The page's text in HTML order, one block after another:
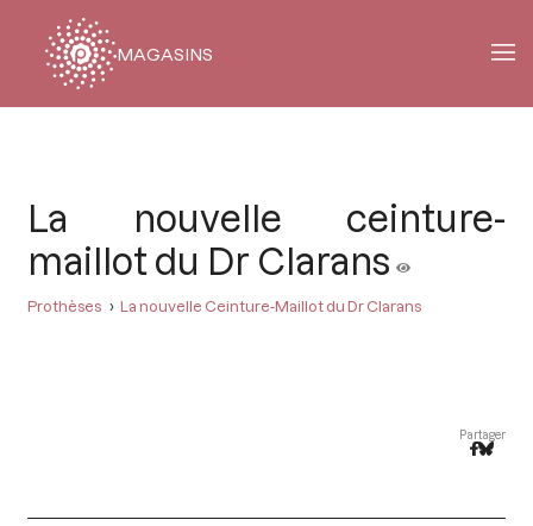
MAGASINS
La nouvelle ceinture-
maillot du Dr Clarans
Prothèses La nouvelle Ceinture-Maillot du Dr Clarans
Partager